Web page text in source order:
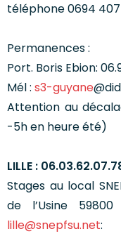
téléphone 0694
Permanences :
Port. Boris Ebion:
Mél : s3-guyane
Attention au
-5h en heure été)
LILLE :
Stages au local
de l’Usine
lille@snepfsu.net: